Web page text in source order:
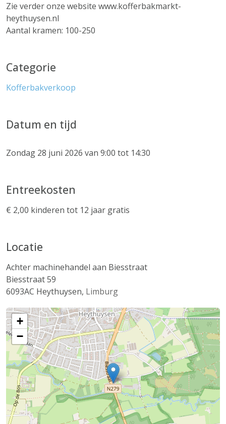
Zie verder onze website www.kofferbakmarkt-
heythuysen.nl
Aantal kramen: 100-250
Categorie
Kofferbakverkoop
Datum en tijd
Zondag 28 juni 2026 van 9:00 tot 14:30
Entreekosten
€ 2,00 kinderen tot 12 jaar gratis
Locatie
Achter machinehandel aan Biesstraat
Biesstraat 59
6093AC Heythuysen, Limburg
+
−